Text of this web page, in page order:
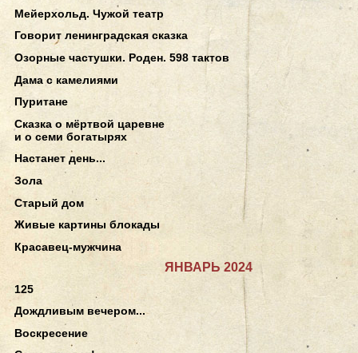
Мейерхольд. Чужой театр
Говорит ленинградская сказка
Озорные частушки. Роден. 598 тактов
Дама с камелиями
Пуритане
Сказка о мёртвой царевне
и о семи богатырях
Настанет день...
Зола
Старый дом
Живые картины блокады
Красавец-мужчина
ЯНВАРЬ 2024
125
Дождливым вечером...
Воскресение